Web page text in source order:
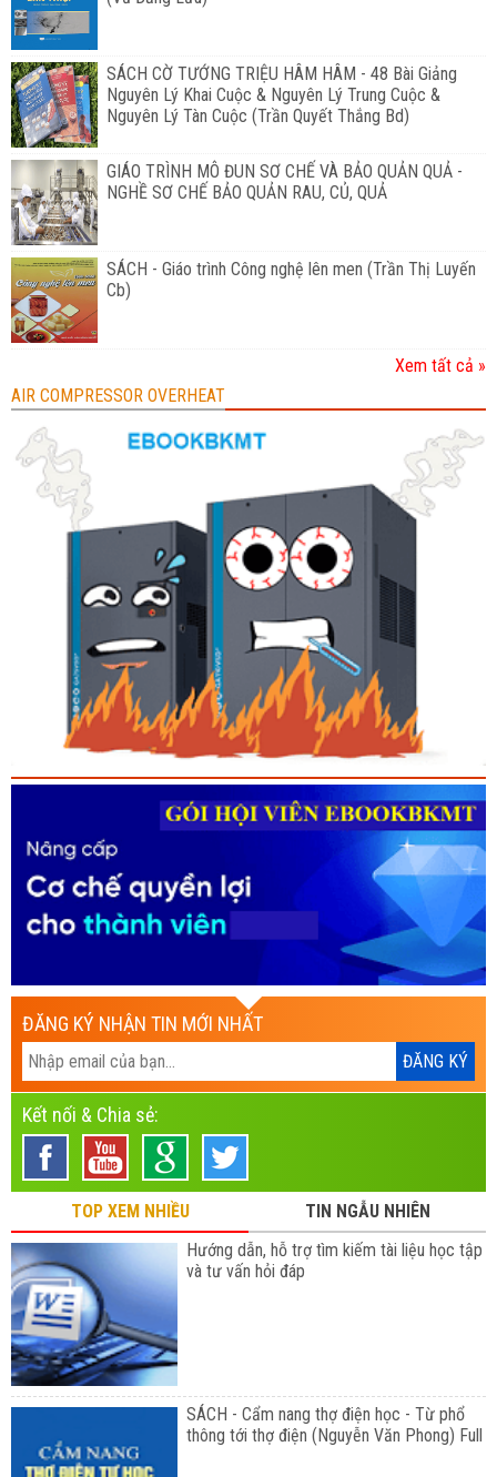
SÁCH CỜ TƯỚNG TRIỆU HÂM HÂM - 48 Bài Giảng
Nguyên Lý Khai Cuộc & Nguyên Lý Trung Cuộc &
Nguyên Lý Tàn Cuộc (Trần Quyết Thắng Bd)
GIÁO TRÌNH MÔ ĐUN SƠ CHẾ VÀ BẢO QUẢN QUẢ -
NGHỀ SƠ CHẾ BẢO QUẢN RAU, CỦ, QUẢ
SÁCH - Giáo trình Công nghệ lên men (Trần Thị Luyến
Cb)
Xem tất cả »
AIR COMPRESSOR OVERHEAT
ĐĂNG KÝ NHẬN TIN MỚI NHẤT
Kết nối & Chia sẻ:
TOP XEM NHIỀU
TIN NGẪU NHIÊN
Hướng dẫn, hỗ trợ tìm kiếm tài liệu học tập
và tư vấn hỏi đáp
SÁCH - Cẩm nang thợ điện học - Từ phổ
thông tới thợ điện (Nguyễn Văn Phong) Full